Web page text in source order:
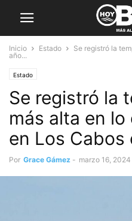
Inicio Estado
Se registró la
año...
Estado
Se registró la
más alta en
en Los Cabos
Por Grace Gámez - marzo 16, 2024